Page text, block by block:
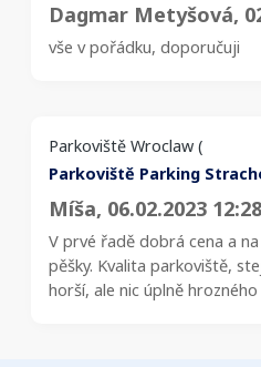
Dagmar Metyšová,
vše v pořádku, doporučuji
Parkoviště Wroclaw (
Parkoviště Parking
Míša, 06.02.2023
V prvé řadě dobrá cena a
pěšky. Kvalita parkoviště,
horší, ale nic úplně